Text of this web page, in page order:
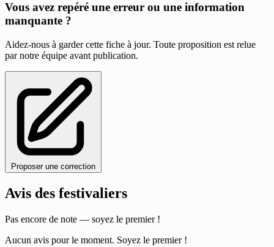
Vous avez repéré une erreur ou une information
manquante ?
Aidez-nous à garder cette fiche à jour. Toute proposition est relue
par notre équipe avant publication.
Proposer une correction
Avis des festivaliers
Pas encore de note — soyez le premier !
Aucun avis pour le moment. Soyez le premier !